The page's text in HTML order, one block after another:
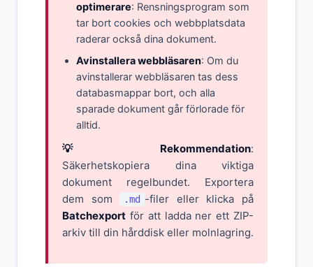
optimerare: Rensningsprogram som
tar bort cookies och webbplatsdata
raderar också dina dokument.
Avinstallera webbläsaren: Om du
avinstallerar webbläsaren tas dess
databasmappar bort, och alla
sparade dokument går förlorade för
alltid.
💡 Rekommendation:
Säkerhetskopiera dina viktiga
dokument regelbundet. Exportera
dem som
.md -filer eller klicka på
Batchexport för att ladda ner ett ZIP-
arkiv till din hårddisk eller molnlagring.